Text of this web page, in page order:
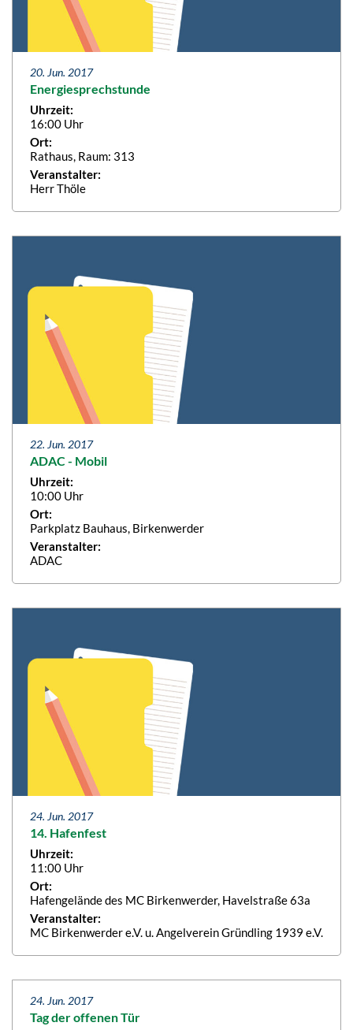
20. Jun. 2017
Energiesprechstunde
Uhrzeit:
16:00 Uhr
Ort:
Rathaus, Raum: 313
Veranstalter:
Herr Thöle
22. Jun. 2017
ADAC - Mobil
Uhrzeit:
10:00 Uhr
Ort:
Parkplatz Bauhaus, Birkenwerder
Veranstalter:
ADAC
24. Jun. 2017
14. Hafenfest
Uhrzeit:
11:00 Uhr
Ort:
Hafengelände des MC Birkenwerder, Havelstraße 63a
Veranstalter:
MC Birkenwerder e.V. u. Angelverein Gründling 1939 e.V.
24. Jun. 2017
Tag der offenen Tür